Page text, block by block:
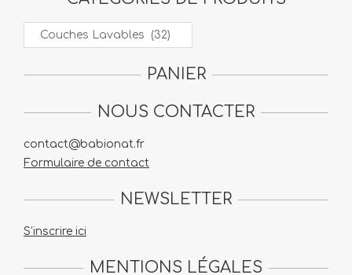
PANIER
NOUS CONTACTER
contact@babionat.fr
Formulaire de contact
NEWSLETTER
S’inscrire ici
MENTIONS LÉGALES